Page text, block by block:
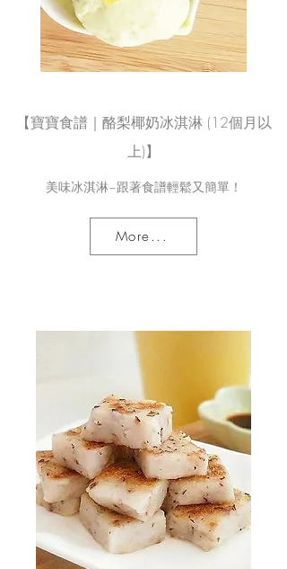
【寶寶食譜｜酪梨椰奶冰淇淋 (12個月以
上)】
美味冰淇淋~跟著食譜輕鬆又簡單！
More...